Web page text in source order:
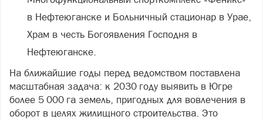
в Нефтеюганске и Больничный стационар в Урае,
Храм в честь Богоявления Господня в
Нефтеюганске.
На ближайшие годы перед ведомством поставлена
масштабная задача: к 2030 году выявить в Югре
более 5 000 га земель, пригодных для вовлечения в
оборот в целях жилищного строительства. Это